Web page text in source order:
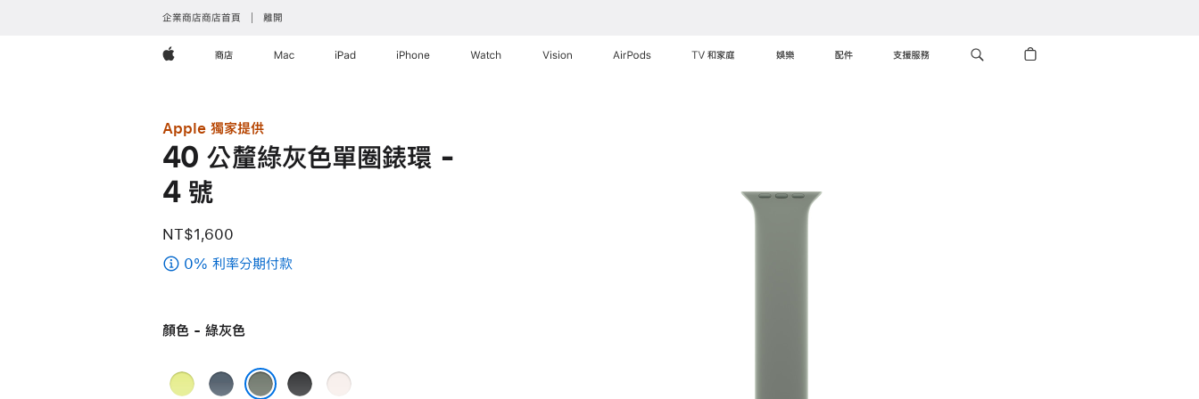
企業商店商店首頁 離開
Apple商店 Mac iPad iPhone Watch Vision AirPods TV 和家庭 娛樂 配件 支援服務
Apple 獨家提供
40 公釐綠灰色單圈錶環 -
4 號
NT$1,600
0% 利率分期付款
色
顏色 - 綠灰色
霓
錨
黑
淡